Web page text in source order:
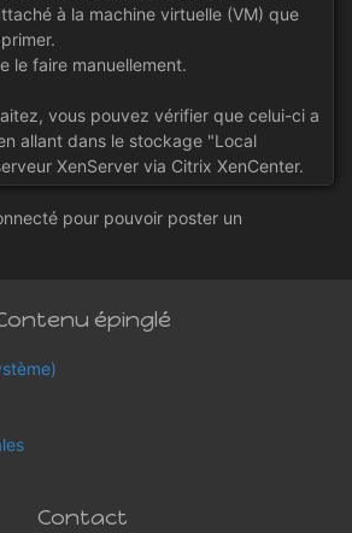
à la machine virtuelle (VM) que
le faire manuellement.
vous pouvez vérifier que celui-ci a
allant dans le stockage "Local
XenServer via Citrix XenCenter.
pour pouvoir poster un
épinglé
Contact